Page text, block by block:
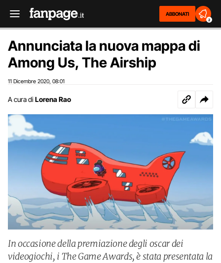
ABBONATI
2
Annunciata la nuova mappa di
Among Us, The Airship
11 Dicembre 2020 08:01
A cura di Lorena Rao
In occasione della premiazione degli oscar dei
videogiochi, i The Game Awards, è stata presentata la